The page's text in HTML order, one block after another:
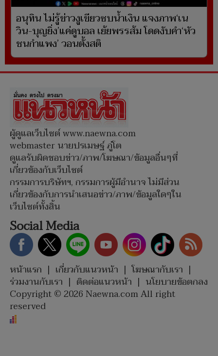
อนุทิน ไม่รู้ข่าวงูเขียวซบน้ำเงิน แจงภาพ‘เน
วิน-บุญยิ่ง’แค่ดูบอล เย้ยพรรส้ม โดดงับคำ‘หัว
ชนกำแพง’ วอนตั้งสติ
ผู้ดูแลเว็บไซต์ www.naewna.com
webmaster นายปรเมษฐ์ ภู่โต
ดูแลรับผิดชอบข่าว/ภาพ/โฆษณา/ข้อมูลอื่นๆที่
เกี่ยวข้องกับเว็บไซต์
กรรมการบริษัทฯ, กรรมการผู้มีอำนาจ ไม่มีส่วน
เกี่ยวข้องกับการนำเสนอข่าว/ภาพ/ข้อมูลใดๆใน
เว็บไซต์ทั้งสิ้น
Social Media
หน้าแรก | เกี่ยวกับแนวหน้า | โฆษณากับเรา |
ร่วมงานกับเรา | ติดต่อแนวหน้า | นโยบายข้อตกลง
Copyright © 2026 Naewna.com All right
reserved